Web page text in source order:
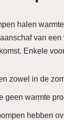
halen
van
Enkele
zowel in de
geen warmte
hebben